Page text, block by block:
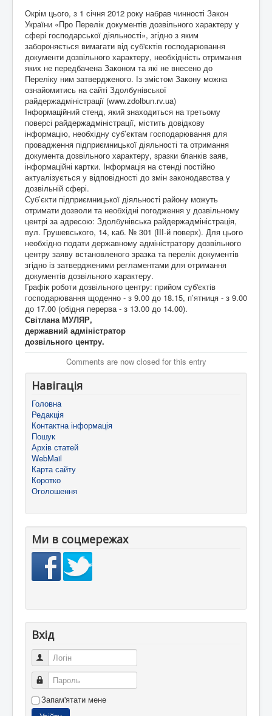
Окрім цього, з 1 січня 2012 року набрав чинності Закон
України «Про Перелік документів дозвільного характеру у
сфері господарської діяльності», згідно з яким
забороняється вимагати від суб'єктів господарювання
документи дозвільного характеру, необхідність отримання
яких не передбачена Законом та які не внесено до
Переліку ним затвердженого. Із змістом Закону можна
ознайомитись на сайті Здолбунівської
райдержадміністрації (www.zdolbun.rv.ua)
Інформаційний стенд, який знаходиться на третьому
поверсі райдержадміністрації, містить довідкову
інформацію, необхідну суб’єктам господарювання для
провадження підприємницької діяльності та отримання
документа дозвільного характеру, зразки бланків заяв,
інформаційні картки. Інформація на стенді постійно
актуалізується у відповідності до змін законодавства у
дозвільній сфері.
Суб’єкти підприємницької діяльності району можуть
отримати дозволи та необхідні погодження у дозвільному
центрі за адресою: Здолбунівська райдержадміністрація,
вул. Грушевського, 14, каб. № 301 (ІІІ-й поверх). Для цього
необхідно подати державному адміністратору дозвільного
центру заяву встановленого зразка та перелік документів
згідно із затвердженими регламентами для отримання
документів дозвільного характеру.
Графік роботи дозвільного центру: прийом суб'єктів
господарювання щоденно - з 9.00 до 18.15, п’ятниця - з 9.00
до 17.00 (обідня перерва - з 13.00 до 14.00).
Світлана МУЛЯР,
державний адміністратор
дозвільного центру.
Comments are now closed for this entry
Навігація
Головна
Редакція
Контактна інформація
Пошук
Архів статей
WebMail
Карта сайту
Коротко
Оголошення
Ми в соцмережах
Вхід
Логін
Пароль
Запам'ятати мене